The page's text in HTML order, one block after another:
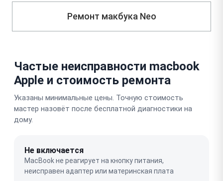
Ремонт макбука Neo
Частые неисправности macbook
Apple и стоимость ремонта
Указаны минимальные цены. Точную стоимость
мастер назовёт после бесплатной диагностики на
дому.
Не включается
MacBook не реагирует на кнопку питания,
неисправен адаптер или материнская плата